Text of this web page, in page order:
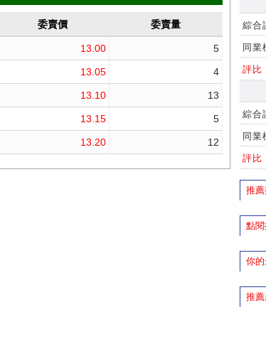
綜合
同業
評比
綜合
同業
評比
推
點
你
推